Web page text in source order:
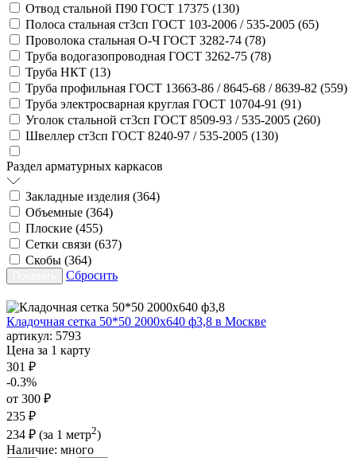
Отвод стальной П90 ГОСТ 17375 (130)
Полоса стальная ст3сп ГОСТ 103-2006 / 535-2005 (65)
Проволока стальная О-Ч ГОСТ 3282-74 (78)
Труба водогазопроводная ГОСТ 3262-75 (78)
Труба НКТ (13)
Труба профильная ГОСТ 13663-86 / 8645-68 / 8639-82 (559)
Труба электросварная круглая ГОСТ 10704-91 (91)
Уголок стальной ст3сп ГОСТ 8509-93 / 535-2005 (260)
Швеллер ст3сп ГОСТ 8240-97 / 535-2005 (130)
Раздел арматурных каркасов
Закладные изделия (364)
Объемные (364)
Плоские (455)
Сетки связи (637)
Скобы (364)
Сбросить
Кладочная сетка 50*50 2000х640 ф3,8 в Москве
артикул: 5793
Цена за 1 карту
301 ₽
-0.3%
от 300 ₽
235 ₽
234 ₽ (за 1 метр2)
Наличие: много